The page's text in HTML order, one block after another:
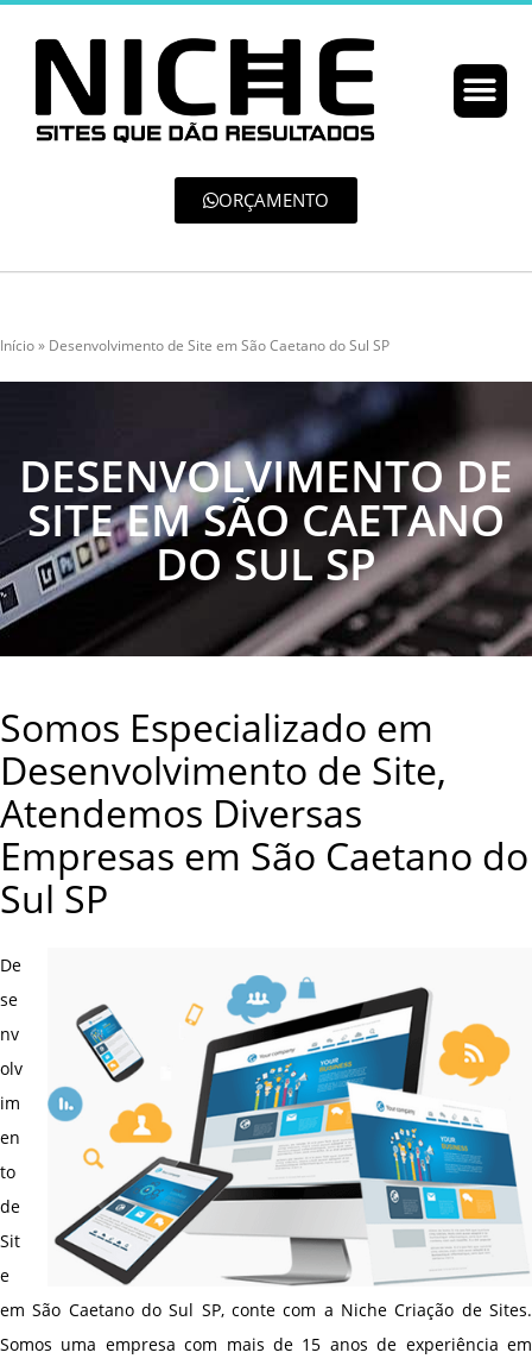
ORÇAMENTO
Início» Desenvolvimento de Site em São Caetano do Sul SP
DESENVOLVIMENTO DE
SITE EM SÃO CAETANO
DO SUL SP
Somos Especializado em
Desenvolvimento de Site,
Atendemos Diversas
Empresas em São Caetano do
Sul SP
De
se
nv
olv
im
en
to
de
Sit
e
em São Caetano do Sul SP, conte com a Niche Criação de Sites.
Somos uma empresa com mais de 15 anos de experiência em